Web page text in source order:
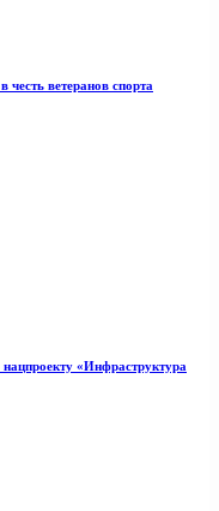
честь ветеранов спорта
«Инфраструктура